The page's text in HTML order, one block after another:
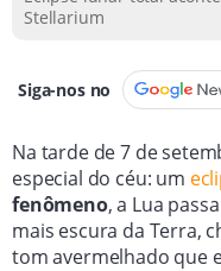
Stellarium
Siga-nos no
Na tarde de 7 de
especial do céu: um
fenômeno, a Lua
mais escura da Terra,
tom avermelhado que